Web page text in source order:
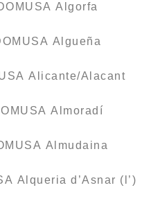
Algorfa
Algueña
Alicante/Alacant
Almoradí
Almudaina
Alqueria d’Asnar (l’)